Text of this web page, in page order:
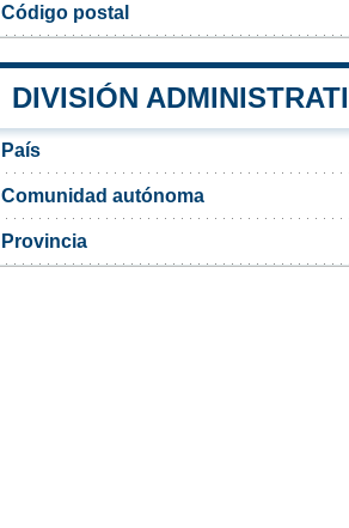
Código postal
DIVISIÓN
País
Comunidad autónoma
Provincia